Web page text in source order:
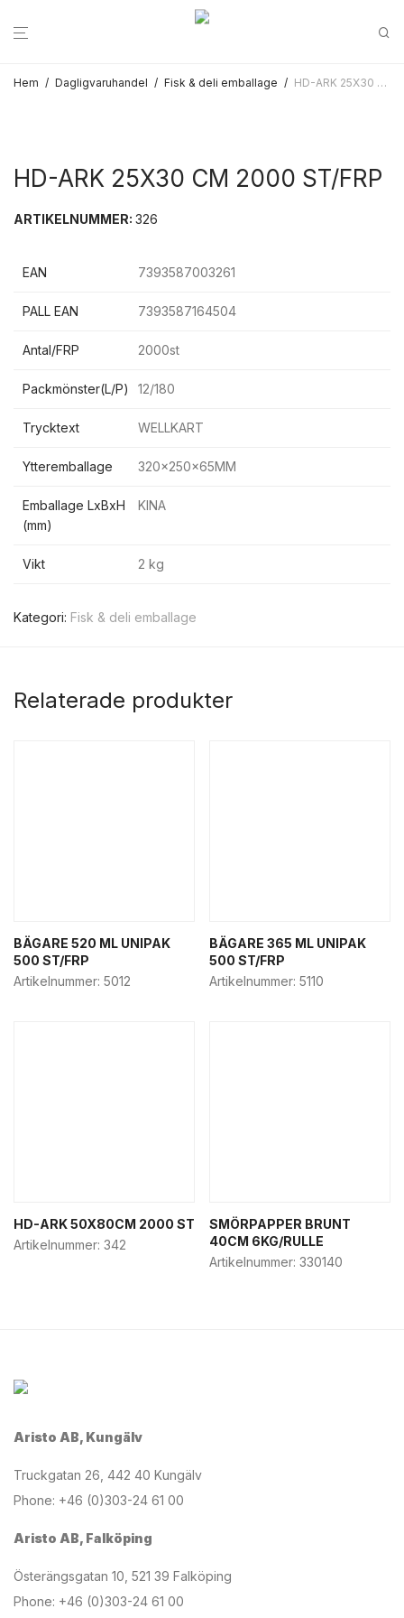
Hem / Dagligvaruhandel / Fisk & deli emballage / HD-ARK 25X30 CM 2000 ST/FRP
HD-ARK 25X30 CM 2000 ST/FRP
ARTIKELNUMMER: 326
EAN 7393587003261
PALL EAN 7393587164504
Antal/FRP 2000st
Packmönster(L/P) 12/180
Trycktext WELLKART
Ytteremballage 320x250x65MM
Emballage LxBxH
(mm)
KINA
Vikt 2 kg
Kategori: Fisk & deli emballage
Relaterade produkter
BÄGARE 520 ML UNIPAK
500 ST/FRP
Artikelnummer: 5012
BÄGARE 365 ML UNIPAK
500 ST/FRP
Artikelnummer: 5110
HD-ARK 50X80CM 2000 ST
Artikelnummer: 342
SMÖRPAPPER BRUNT
40CM 6KG/RULLE
Artikelnummer: 330140
Aristo AB, Kungälv
Truckgatan 26, 442 40 Kungälv
Phone: +46 (0)303-24 61 00
Aristo AB, Falköping
Österängsgatan 10, 521 39 Falköping
Phone: +46 (0)303-24 61 00